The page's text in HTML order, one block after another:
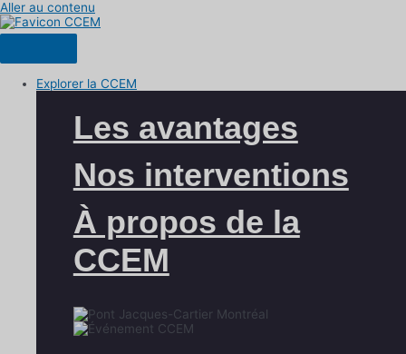
Aller au contenu
Explorer la CCEM
Les avantages
Nos interventions
À propos de la
CCEM